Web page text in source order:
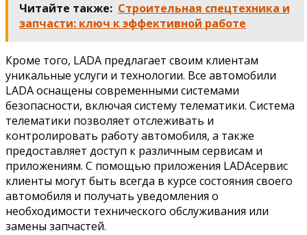
Читайте также: Строительная спецтехника и
запчасти: ключ к эффективной работе
Кроме того, LADA предлагает своим клиентам
уникальные услуги и технологии. Все автомобили
LADA оснащены современными системами
безопасности, включая систему телематики. Система
телематики позволяет отслеживать и
контролировать работу автомобиля, а также
предоставляет доступ к различным сервисам и
приложениям. С помощью приложения LADAсервис
клиенты могут быть всегда в курсе состояния своего
автомобиля и получать уведомления о
необходимости технического обслуживания или
замены запчастей.